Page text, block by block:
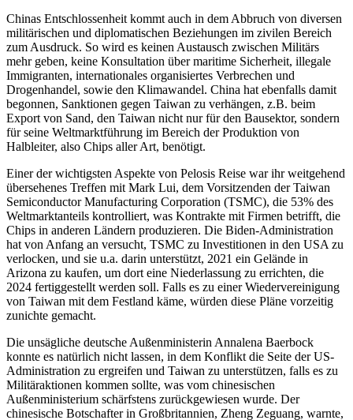
Chinas Entschlossenheit kommt auch in dem Abbruch von diversen
militärischen und diplomatischen Beziehungen im zivilen Bereich
zum Ausdruck. So wird es keinen Austausch zwischen Militärs
mehr geben, keine Konsultation über maritime Sicherheit, illegale
Immigranten, internationales organisiertes Verbrechen und
Drogenhandel, sowie den Klimawandel. China hat ebenfalls damit
begonnen, Sanktionen gegen Taiwan zu verhängen, z.B. beim
Export von Sand, den Taiwan nicht nur für den Bausektor, sondern
für seine Weltmarktführung im Bereich der Produktion von
Halbleiter, also Chips aller Art, benötigt.
Einer der wichtigsten Aspekte von Pelosis Reise war ihr weitgehend
übersehenes Treffen mit Mark Lui, dem Vorsitzenden der Taiwan
Semiconductor Manufacturing Corporation (TSMC), die 53% des
Weltmarktanteils kontrolliert, was Kontrakte mit Firmen betrifft, die
Chips in anderen Ländern produzieren. Die Biden-Administration
hat von Anfang an versucht, TSMC zu Investitionen in den USA zu
verlocken, und sie u.a. darin unterstützt, 2021 ein Gelände in
Arizona zu kaufen, um dort eine Niederlassung zu errichten, die
2024 fertiggestellt werden soll. Falls es zu einer Wiedervereinigung
von Taiwan mit dem Festland käme, würden diese Pläne vorzeitig
zunichte gemacht.
Die unsägliche deutsche Außenministerin Annalena Baerbock
konnte es natürlich nicht lassen, in dem Konflikt die Seite der US-
Administration zu ergreifen und Taiwan zu unterstützen, falls es zu
Militäraktionen kommen sollte, was vom chinesischen
Außenministerium schärfstens zurückgewiesen wurde. Der
chinesische Botschafter in Großbritannien, Zheng Zeguang, warnte,